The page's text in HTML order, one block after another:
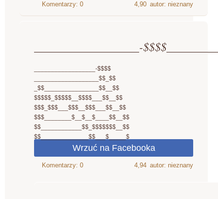
4,90 autor: nieznany
__________________-
__________________-$$$$
___________________$$_$$
_$$________________$$__$$
$$$$$_$$$$$__$$$$___$$__$$
$$$_$$$___$$$__$$$___$$__$$
$$$________$__$__$____$$__$$
$$____________$$_$$$$$$$__$$
$$______________$$___$_____$
4,94 autor: nieznany